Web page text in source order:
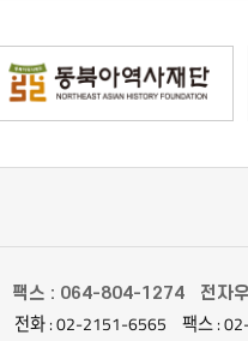
팩스 : 064-804-1274 전자
전화 : 02-2151-6565 팩스 :